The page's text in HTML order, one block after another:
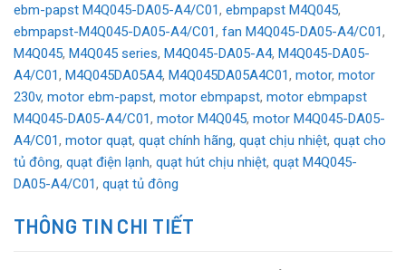
ebm-papst M4Q045-DA05-A4/C01, ebmpapst M4Q045,
ebmpapst-M4Q045-DA05-A4/C01, fan M4Q045-DA05-A4/C01,
M4Q045, M4Q045 series, M4Q045-DA05-A4, M4Q045-DA05-
A4/C01, M4Q045DA05A4, M4Q045DA05A4C01, motor, motor
230v, motor ebm-papst, motor ebmpapst, motor ebmpapst
M4Q045-DA05-A4/C01, motor M4Q045, motor M4Q045-DA05-
A4/C01, motor quạt, quạt chính hãng, quạt chịu nhiệt, quạt cho
tủ đông, quạt điện lạnh, quạt hút chịu nhiệt, quạt M4Q045-
DA05-A4/C01, quạt tủ đông
THÔNG TIN CHI TIẾT